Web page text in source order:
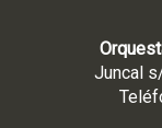
Juncal